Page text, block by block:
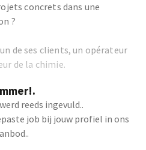
concrets dans une
?
de ses clients, un opérateur
de la chimie.
et sous la
vos principales
reeds ingevuld..
job bij jouw profiel in ons